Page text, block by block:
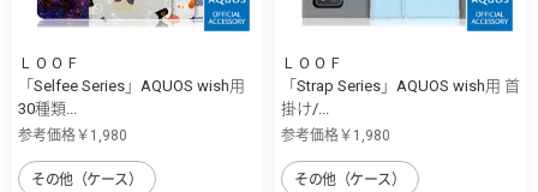
ＬＯＯＦ
「Selfee Series」AQUOS wish用
30種類...
参考価格￥1,980
その他（ケース）
ＬＯＯＦ
「Strap Series」AQUOS wish用 首
掛け/...
参考価格￥1,980
その他（ケース）